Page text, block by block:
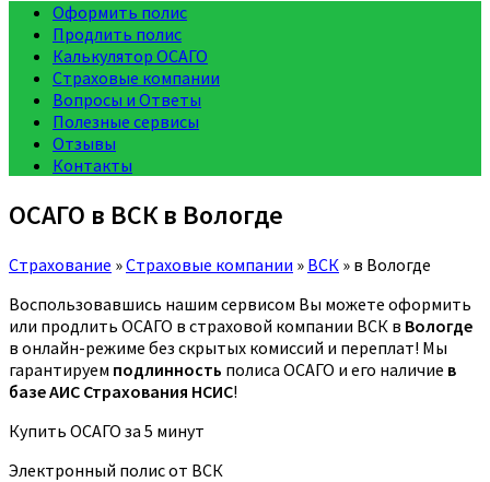
Оформить полис
Продлить полис
Калькулятор ОСАГО
Страховые компании
Вопросы и Ответы
Полезные сервисы
Отзывы
Контакты
ОСАГО в ВСК в Вологде
Страхование »Страховые компании » ВСК » в Вологде
Воспользовавшись нашим сервисом Вы можете оформить
или продлить ОСАГО в страховой компании ВСК в Вологде
в онлайн-режиме без скрытых комиссий и переплат! Мы
гарантируем подлинность полиса ОСАГО и его наличие в
базе АИС Страхования НСИС!
Купить ОСАГО за 5 минут
Электронный полис от ВСК